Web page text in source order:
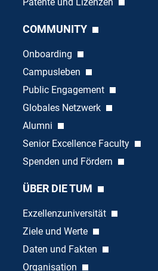
COMMUNITY
Onboarding
Campusleben
Public Engagement
Globales Netzwerk
Alumni
Senior Excellence Faculty
Spenden und Fördern
ÜBER DIE TUM
Exzellenzuniversität
Ziele und Werte
Daten und Fakten
Organisation